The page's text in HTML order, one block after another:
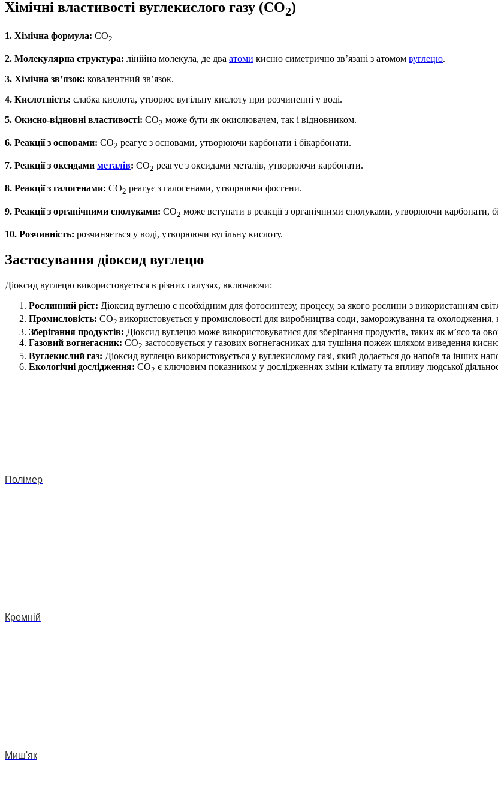
Хімічні властивості вуглекислого газу (CO2)
1. Хімічна формула: CO2
2. Молекулярна структура: лінійна молекула, де два атоми кисню симетрично зв’язані з атомом вуглецю.
3. Хімічна зв’язок: ковалентний зв’язок.
4. Кислотність: слабка кислота, утворює вугільну кислоту при розчиненні у воді.
5. Окисно-відновні властивості: CO2 може бути як окислювачем, так і відновником.
6. Реакції з основами: CO2 реагує з основами, утворюючи карбонати і бікарбонати.
7. Реакції з оксидами металів: CO2 реагує з оксидами металів, утворюючи карбонати.
8. Реакції з галогенами: CO2 реагує з галогенами, утворюючи фосгени.
9. Реакції з органічними сполуками: CO2 може вступати в реакції з органічними сполуками, утворюючи карбонати,
10. Розчинність: розчиняється у воді, утворюючи вугільну кислоту.
Застосування діоксид вуглецю
Діоксид вуглецю використовується в різних галузях, включаючи:
Рослинний ріст: Діоксид вуглецю є необхідним для фотосинтезу, процесу, за якого рослини з використанням
Промисловість: CO2 використовується у промисловості для виробництва соди, заморожування та
Зберігання продуктів: Діоксид вуглецю може використовуватися для зберігання продуктів, таких як м’ясо та
Газовий вогнегасник: CO2 застосовується у газових вогнегасниках для тушіння пожеж шляхом виведення
Вуглекислий газ: Діоксид вуглецю використовується у вуглекислому газі, який додається до напоїв та інших
Екологічні дослідження: CO2 є ключовим показником у дослідженнях зміни клімату та впливу людської
Полімер
Кремній
Миш'як